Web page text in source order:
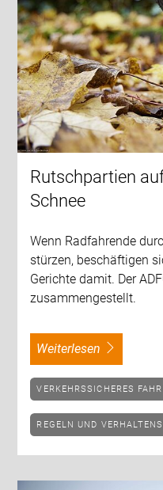
Rutschpartien
Schnee
Wenn Radfahrende
stürzen, beschäftigen
Gerichte damit. Der
zusammengestellt.
weiterlesen
VERKEHRSSICHERES
REGELN UND